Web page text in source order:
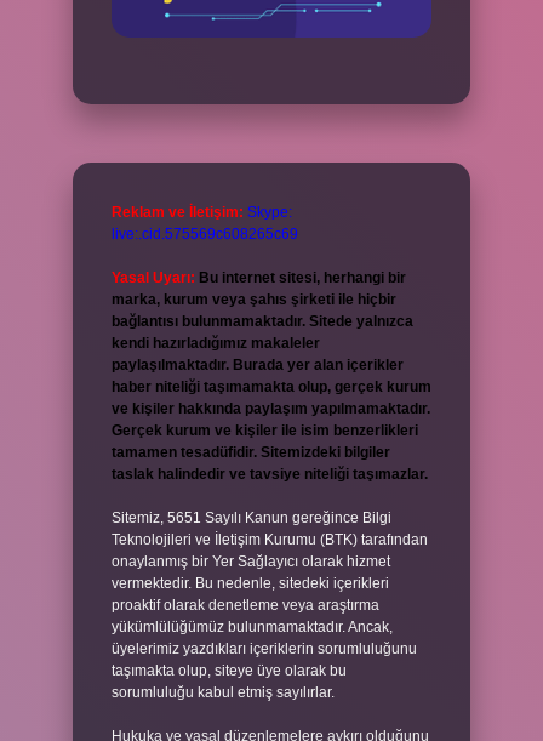
Reklam ve İletişim: Skype:
live:.cid.575569c608265c69
Yasal Uyarı: Bu internet sitesi, herhangi bir
marka, kurum veya şahıs şirketi ile hiçbir
bağlantısı bulunmamaktadır. Sitede yalnızca
kendi hazırladığımız makaleler
paylaşılmaktadır. Burada yer alan içerikler
haber niteliği taşımamakta olup, gerçek kurum
ve kişiler hakkında paylaşım yapılmamaktadır.
Gerçek kurum ve kişiler ile isim benzerlikleri
tamamen tesadüfidir. Sitemizdeki bilgiler
taslak halindedir ve tavsiye niteliği taşımazlar.
Sitemiz, 5651 Sayılı Kanun gereğince Bilgi
Teknolojileri ve İletişim Kurumu (BTK) tarafından
onaylanmış bir Yer Sağlayıcı olarak hizmet
vermektedir. Bu nedenle, sitedeki içerikleri
proaktif olarak denetleme veya araştırma
yükümlülüğümüz bulunmamaktadır. Ancak,
üyelerimiz yazdıkları içeriklerin sorumluluğunu
taşımakta olup, siteye üye olarak bu
sorumluluğu kabul etmiş sayılırlar.
Hukuka ve yasal düzenlemelere aykırı olduğunu